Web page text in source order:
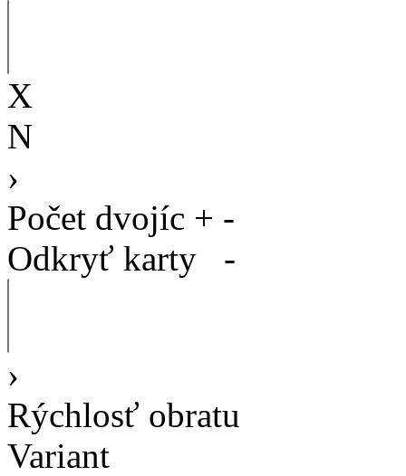
X
N
›
Počet dvojíc + -
Odkryť karty
-
›
Rýchlosť obratu
Variant